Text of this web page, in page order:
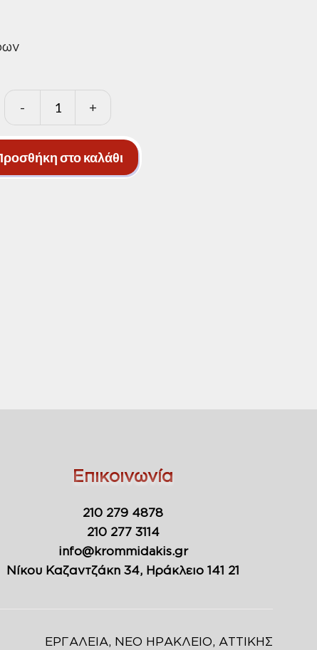
-
Λαβές
φραγκόφτυαρων
ποσότητα
+
στο καλάθι
Επικοινωνία
210 279 4878
210 277 3114
info@krommidakis.gr
Νίκου Καζαντζάκη 34, Ηράκλειο 141 21
ΕΡΓΑΛΕΙΑ, ΝΕΟ ΗΡΑΚΛΕΙΟ, ΑΤΤΙΚΗΣ